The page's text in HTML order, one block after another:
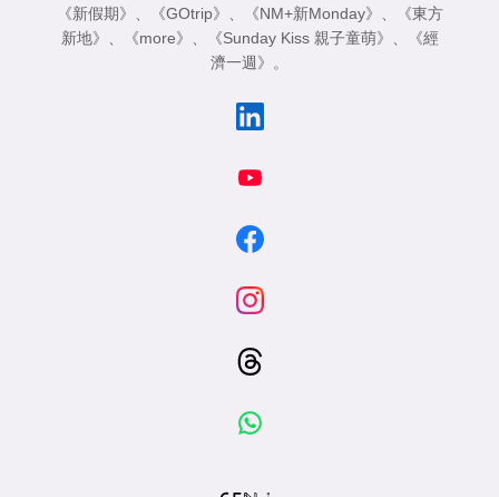
《新假期》 、 《GOtrip》 、 《NM+新Monday》 、
《東方
新地》 、 《more》 、 《Sunday Kiss 親子童萌》 、
《經
濟一週》 。